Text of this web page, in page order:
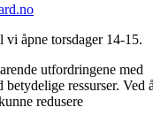
vi åpne torsdager 14-15.
utfordringene med
ressurser. Ved
redusere